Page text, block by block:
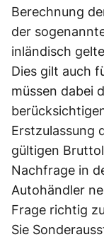
Berechnung
der
inländisch
Dies gilt auch
müssen dabei
Erstzulassung
gültigen
Nachfrage in
Autohändler
Frage richtig
Sie